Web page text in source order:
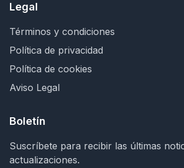
Legal
Términos y condiciones
Política de privacidad
Política de cookies
Aviso Legal
Boletín
Suscríbete para recibir las últimas
actualizaciones.